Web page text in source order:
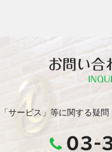
お問い合
「サービス」等に関する疑
03-